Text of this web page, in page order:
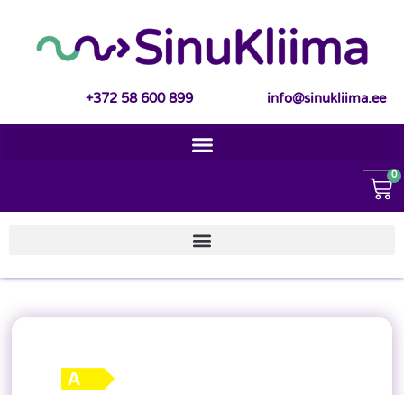
+372 58 600 899 info@sinukliima.ee
0